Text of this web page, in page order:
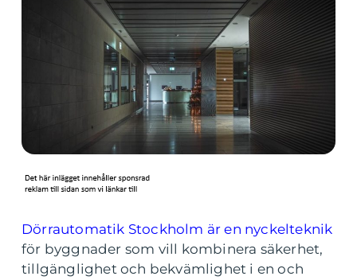
Dörrautomatik Stockholm är en nyckelteknik
för byggnader som vill kombinera säkerhet,
tillgänglighet och bekvämlighet i en och